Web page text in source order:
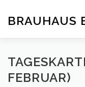
springen
BRAUHAUS
FEBRUAR)